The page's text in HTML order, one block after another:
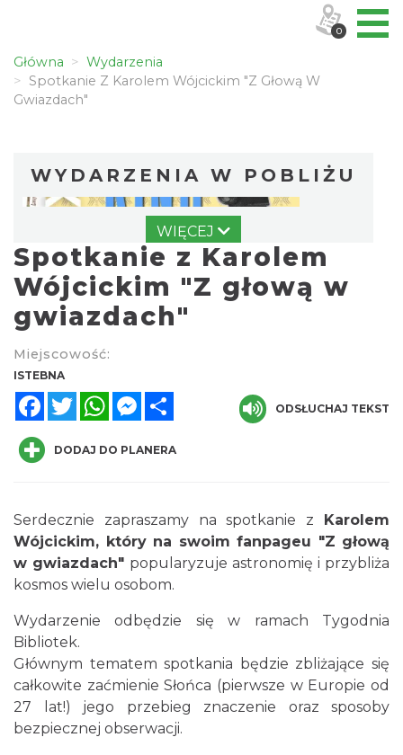
Główna
Wydarzenia
Spotkanie Z Karolem Wójcickim "Z Głową W
Gwiazdach"
WYDARZENIA W POBLIŻU
Istebna
0.00 km
Piknik Rodzinny ze św. Franciszkiem z
Asyżu
Istebna
WIĘCEJ
Spotkanie z Karolem
Wójcickim "Z głową w
gwiazdach"
Miejscowość:
ISTEBNA
FacebookTwitterWhatsAppMessenger
ODSŁUCHAJ TEKST
DODAJ DO PLANERA
Serdecznie zapraszamy na spotkanie z Karolem
Wójcickim, który na swoim fanpageu "Z głową
w gwiazdach" popularyzuje astronomię i przybliża
kosmos wielu osobom.
Wydarzenie odbędzie się w ramach Tygodnia
Bibliotek.
Głównym tematem spotkania będzie zbliżające się
całkowite zaćmienie Słońca (pierwsze w Europie od
27 lat!) jego przebieg znaczenie oraz sposoby
bezpiecznej obserwacji.
0